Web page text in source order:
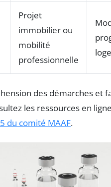
Projet
immobilier ou
mobilité
professionnelle
des démarches et
les ressources en
du comité MAAF.